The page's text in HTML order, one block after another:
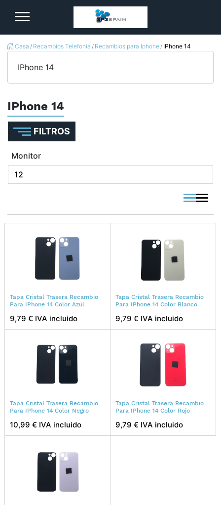
Casa Recambios Telefonía Recambios para Iphone IPhone 14
IPhone 14
IPhone 14
FILTROS
Monitor
Tapa Cristal Trasera Recambio
Para IPhone 14 Color Azul
9,79 € IVA incluido
Tapa Cristal Trasera Recambio
Para IPhone 14 Color Blanco
9,79 € IVA incluido
Tapa Cristal Trasera Recambio
Para IPhone 14 Color Negro
10,99 € IVA incluido
Tapa Cristal Trasera Recambio
Para IPhone 14 Color Rojo
9,79 € IVA incluido